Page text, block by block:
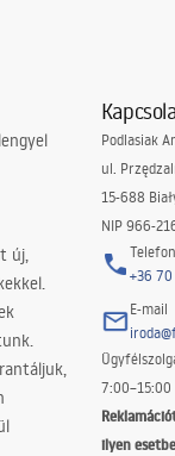
új,
Podlasiak
ul.
15-688
NIP 966-
Telefon
+36
E-mail
7:00–15:00
ilyen